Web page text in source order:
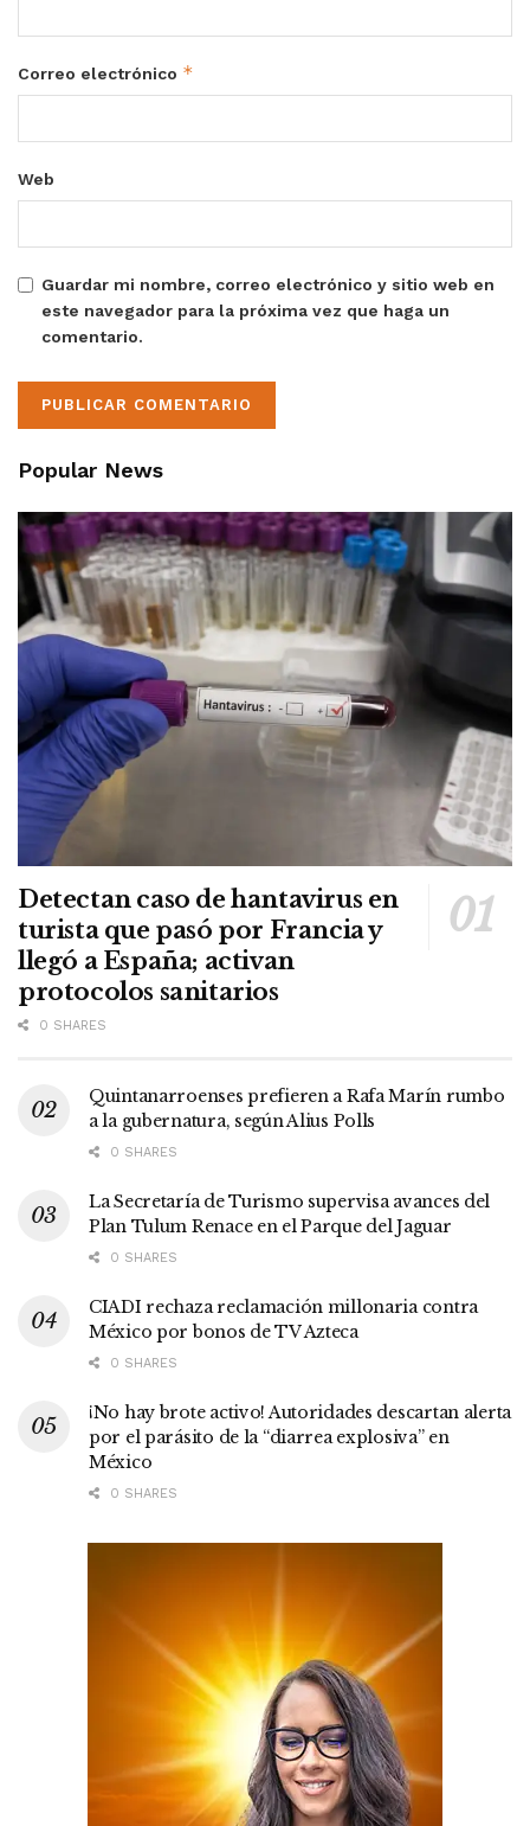
Correo electrónico *
Web
Guardar mi nombre, correo electrónico y sitio web en
este navegador para la próxima vez que haga un
comentario.
Popular News
Detectan caso de hantavirus en
turista que pasó por Francia y
llegó a España; activan
protocolos sanitarios
0 SHARES
Quintanarroenses prefieren a Rafa Marín rumbo
a la gubernatura, según Alius Polls
0 SHARES
La Secretaría de Turismo supervisa avances del
Plan Tulum Renace en el Parque del Jaguar
0 SHARES
CIADI rechaza reclamación millonaria contra
México por bonos de TV Azteca
0 SHARES
¡No hay brote activo! Autoridades descartan alerta
por el parásito de la “diarrea explosiva” en
México
0 SHARES